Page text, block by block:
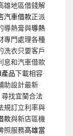
雄地區借錢解
汽車借款正派
導熱膏與導熱
專門處理各種
洗衣只要客戶
息和汽車借款
品下載相容
助設計最新
找宜蘭合法
規訂立利率與
款與新店區機
照服務高雄當